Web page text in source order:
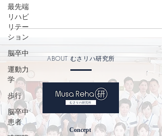
最先端
リハビ
リテー
ション
脳卒中
運動力
学
歩行
脳卒中
患者
ABOUTむさリハ研究所
Concept